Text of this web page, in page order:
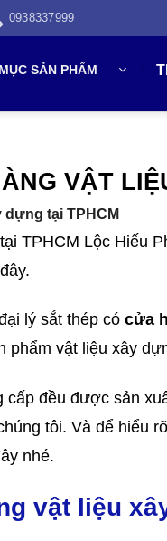
0938337999
SẢN PHẨM
VẬT
tại TPHCM
TPHCM Lộc Hiếu
lý sắt thép có cửa
phẩm vật liệu xây
đều được sản
tôi. Và để hiểu
nhé.
vật liệu